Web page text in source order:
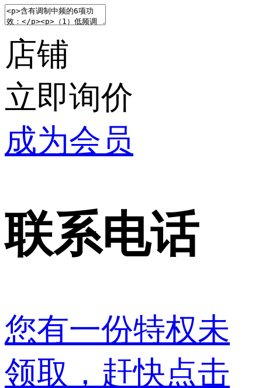
店铺
立即询价
成为会员
联系电话
您有一份特权未
领取，赶快点击